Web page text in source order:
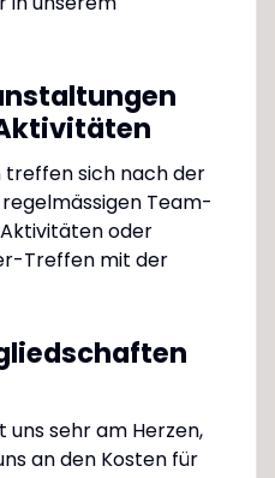
sich nach der
Team-
oder
Treffen mit der
uns sehr am Herzen,
an den Kosten für